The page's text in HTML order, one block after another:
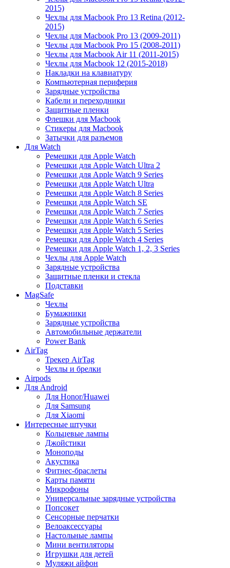
2015)
Чехлы для Macbook Pro 13 Retina (2012-
2015)
Чехлы для Macbook Pro 13 (2009-2011)
Чехлы для Macbook Pro 15 (2008-2011)
Чехлы для Macbook Air 11 (2011-2015)
Чехлы для Macbook 12 (2015-2018)
Накладки на клавиатуру
Компьютерная периферия
Зарядные устройства
Кабели и переходники
Защитные пленки
Флешки для Macbook
Стикеры для Macbook
Затычки для разъемов
Для Watch
Ремешки для Apple Watch
Ремешки для Apple Watch Ultra 2
Ремешки для Apple Watch 9 Series
Ремешки для Apple Watch Ultra
Ремешки для Apple Watch 8 Series
Ремешки для Apple Watch SE
Ремешки для Apple Watch 7 Series
Ремешки для Apple Watch 6 Series
Ремешки для Apple Watch 5 Series
Ремешки для Apple Watch 4 Series
Ремешки для Apple Watch 1, 2, 3 Series
Чехлы для Apple Watch
Зарядные устройства
Защитные пленки и стекла
Подставки
MagSafe
Чехлы
Бумажники
Зарядные устройства
Автомобильные держатели
Power Bank
AirTag
Трекер AirTag
Чехлы и брелки
Airpods
Для Android
Для Honor/Huawei
Для Samsung
Для Xiaomi
Интересные штучки
Кольцевые лампы
Джойстики
Моноподы
Акустика
Фитнес-браслеты
Карты памяти
Микрофоны
Универсальные зарядные устройства
Попсокет
Сенсорные перчатки
Велоаксессуары
Настольные лампы
Мини вентиляторы
Игрушки для детей
Муляжи айфон